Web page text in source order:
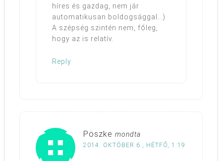
híres és gazdag, nem jár
automatikusan boldogsággal…)
A szépség szintén nem, főleg,
hogy az is relatív.
Reply
Pöszke mondta
2014. OKTÓBER 6., HÉTFŐ, 1:19